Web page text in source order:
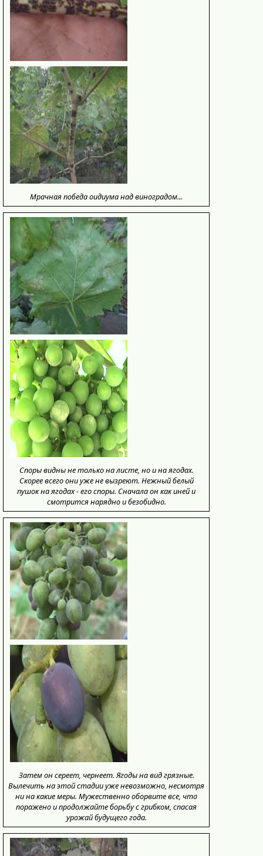
Мрачная победа оидиума над виноградом...
Споры видны не только на листе, но и на ягодах.
Скорее всего они уже не вызреют. Нежный белый
пушок на ягодах - его споры. Сначала он как иней и
смотрится нарядно и безобидно.
Затем он сереет, чернеет. Ягоды на вид грязные.
Вылечить на этой стадии уже невозможно, несмотря
ни на какие меры. Мужественно оборвите все, что
поражено и продолжайте борьбу с грибком, спасая
урожай будущего года.